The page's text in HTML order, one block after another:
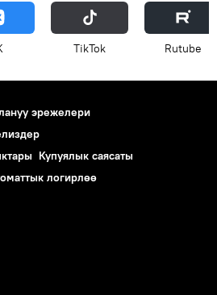
ТikТоk Rutube
эрежелери
Купуялык саясаты
логирлөө